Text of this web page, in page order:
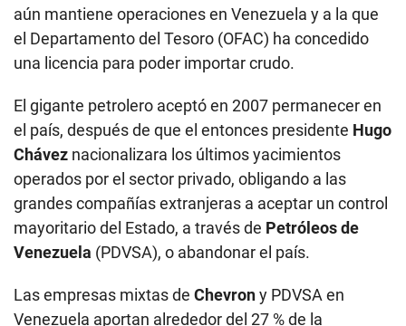
aún mantiene operaciones en Venezuela y a la que
el Departamento del Tesoro (OFAC) ha concedido
una licencia para poder importar crudo.
El gigante petrolero aceptó en 2007 permanecer en
el país, después de que el entonces presidente Hugo
Chávez nacionalizara los últimos yacimientos
operados por el sector privado, obligando a las
grandes compañías extranjeras a aceptar un control
mayoritario del Estado, a través de Petróleos de
Venezuela (PDVSA), o abandonar el país.
Las empresas mixtas de Chevrony PDVSA en
Venezuela aportan alrededor del 27 % de la